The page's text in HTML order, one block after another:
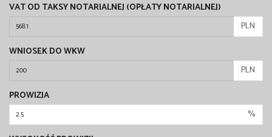
VAT OD TAKSY NOTARIALNEJ (OPŁATY NOTARIALNEJ)
PLN
WNIOSEK DO WKW
PLN
PROWIZJA
%